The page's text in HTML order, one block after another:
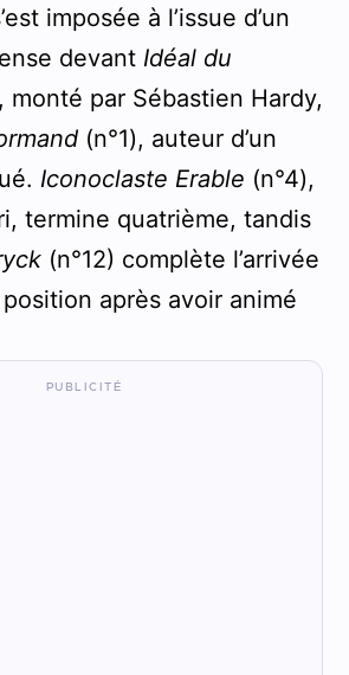
imposée à l’issue d’un
devant Idéal du
monté par Sébastien Hardy,
(n°1), auteur d’un
Iconoclaste Erable (n°4),
termine quatrième, tandis
(n°12) complète l’arrivée
après avoir animé